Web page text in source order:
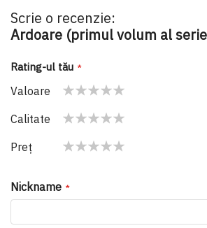
Scrie o recenzie:
Ardoare (primul volum al
Rating-ul tău
Valoare
star
stars
stars
stars
stars
Calitate
star
stars
stars
stars
stars
Preţ
Nickname